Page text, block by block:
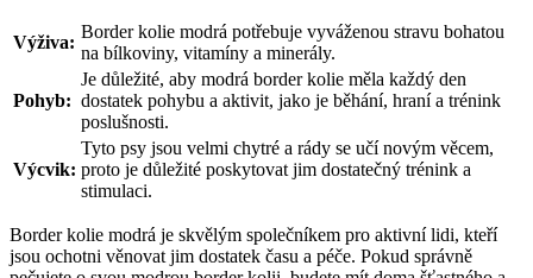
Výživa:
Border kolie modrá potřebuje vyváženou stravu bohatou
na bílkoviny, vitamíny a minerály.
Pohyb:
Je důležité, aby modrá border kolie měla každý den
dostatek pohybu a aktivit, jako je běhání, hraní a trénink
poslušnosti.
Výcvik:
Tyto psy jsou velmi chytré a rády se učí novým věcem,
proto je důležité poskytovat jim dostatečný trénink a
stimulaci.
Border kolie modrá je skvělým společníkem pro aktivní lidi, kteří
jsou ochotni věnovat jim dostatek času a péče. Pokud správně